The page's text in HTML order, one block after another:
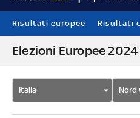
Risultati europee Risultati
Elezioni Europee 2024
Italia Nord